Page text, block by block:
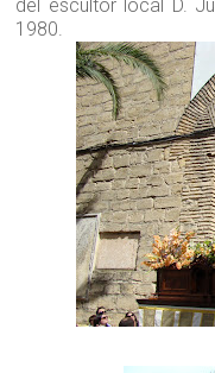
del escultor local D.
1980.